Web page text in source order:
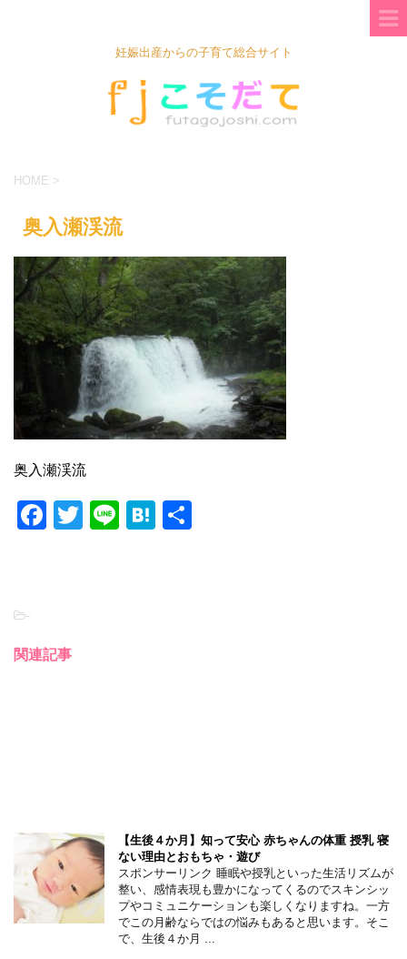
妊娠出産からの子育て総合サイト
HOME >
奥入瀬渓流
奥入瀬渓流
F
o
T
Li
H
-
関連記事
【生後４か月】知って安心 赤ちゃんの体重 授乳 寝
ない理由とおもちゃ・遊び
スポンサーリンク 睡眠や授乳といった生活リズムが
整い、感情表現も豊かになってくるのでスキンシッ
プやコミュニケーションも楽しくなりますね。一方
でこの月齢ならではの悩みもあると思います。そこ
で、生後４か月 ...